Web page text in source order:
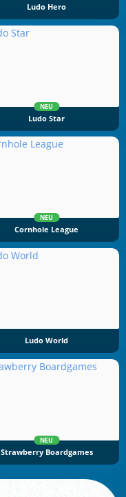
Ludo Hero
NEU
Ludo Star
NEU
Cornhole League
Ludo World
NEU
Strawberry Boardgames